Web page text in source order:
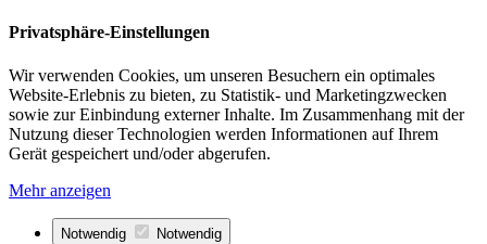
Privatsphäre-Einstellungen
Wir verwenden Cookies, um unseren Besuchern ein optimales
Website-Erlebnis zu bieten, zu Statistik- und Marketingzwecken
sowie zur Einbindung externer Inhalte. Im Zusammenhang mit der
Nutzung dieser Technologien werden Informationen auf Ihrem
Gerät gespeichert und/oder abgerufen.
Mehr anzeigen
Notwendig Notwendig